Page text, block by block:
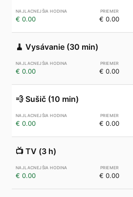
€ 0.00 € 0.00
🧹 Vysávanie (30 min)
€ 0.00 € 0.00
💨 Sušič (10 min)
€ 0.00 € 0.00
📺 TV (3 h)
€ 0.00 € 0.00